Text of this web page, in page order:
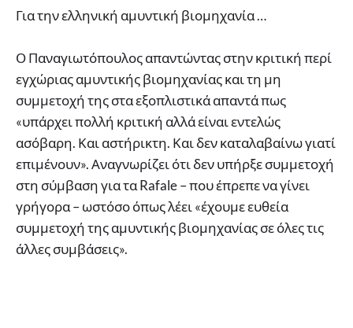
Για την ελληνική αμυντική βιομηχανία …
Ο Παναγιωτόπουλος απαντώντας στην κριτική περί
εγχώριας αμυντικής βιομηχανίας και τη μη
συμμετοχή της στα εξοπλιστικά απαντά πως
«υπάρχει πολλή κριτική αλλά είναι εντελώς
ασόβαρη. Και αστήρικτη. Και δεν καταλαβαίνω γιατί
επιμένουν». Αναγνωρίζει ότι δεν υπήρξε συμμετοχή
στη σύμβαση για τα Rafale – που έπρεπε να γίνει
γρήγορα – ωστόσο όπως λέει «έχουμε ευθεία
συμμετοχή της αμυντικής βιομηχανίας σε όλες τις
άλλες συμβάσεις».